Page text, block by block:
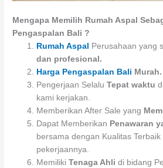
Mengapa Memilih Rumah Aspal
Pengaspalan Bali ?
Rumah Aspal
Perusahaan yang
dan profesional.
Harga Pengaspalan Bali Murah.
Pengerjaan SelaluTepat waktu
kami kerjakan.
Memberikan After Sale yang
Dapat Memberikan Penawaran
bersama dengan Kualitas
pekerjaannya.
MemilikiTenaga Ahli di bidang